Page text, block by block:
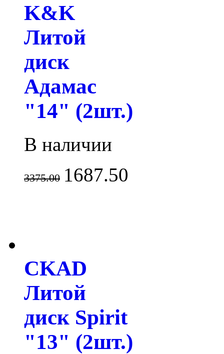
K&K
Литой
диск
Адамас
"14" (2шт.)
В наличии
3375.00 1687.50
CKAD
Литой
диск Spirit
"13" (2шт.)